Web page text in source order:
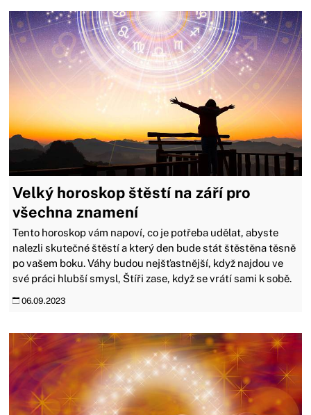
Velký horoskop štěstí na září pro
všechna znamení
Tento horoskop vám napoví, co je potřeba udělat, abyste
nalezli skutečné štěstí a který den bude stát štěstěna těsně
po vašem boku. Váhy budou nejšťastnější, když najdou ve
své práci hlubší smysl, Štíři zase, když se vrátí sami k sobě.
06.09.2023